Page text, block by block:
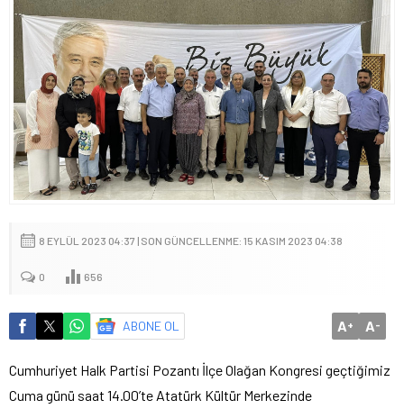
8 EYLÜL 2023 04:37 | SON GÜNCELLENME: 15 KASIM 2023 04:38
0 656
ABONE OL A+ A-
Cumhuriyet Halk Partisi Pozantı İlçe Olağan Kongresi geçtiğimiz
Cuma günü saat 14.00’te Atatürk Kültür Merkezinde